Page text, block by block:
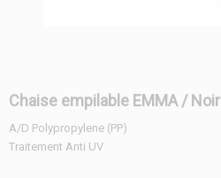
Chaise empilable EMMA / Noir
A/D Polypropylene (PP)
Traitement Anti UV